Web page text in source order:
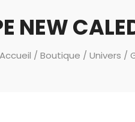
NEW
Accueil / Boutique / Univers /